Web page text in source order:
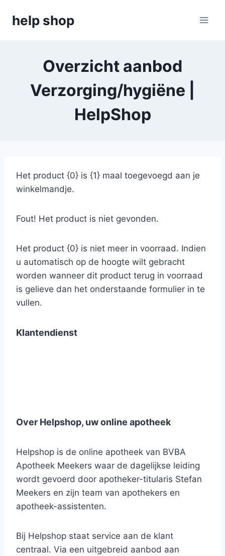
naarhelp shop
Overzicht aanbod
Verzorging/hygiëne |
HelpShop
Het product {0} is {1} maal toegevoegd aan je
winkelmandje.
Fout! Het product is niet gevonden.
Het product {0} is niet meer in voorraad. Indien
u automatisch op de hoogte wilt gebracht
worden wanneer dit product terug in voorraad
is gelieve dan het onderstaande formulier in te
vullen.
Klantendienst
Over Helpshop, uw online apotheek
Helpshop is de online apotheek van BVBA
Apotheek Meekers waar de dagelijkse leiding
wordt gevoerd door apotheker-titularis Stefan
Meekers en zijn team van apothekers en
apotheek-assistenten.
Bij Helpshop staat service aan de klant
centraal. Via een uitgebreid aanbod aan